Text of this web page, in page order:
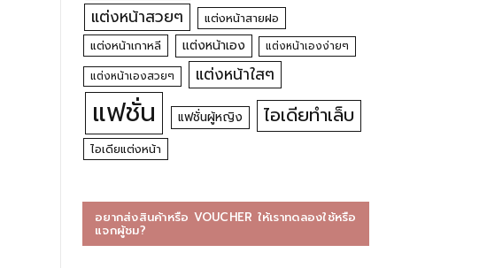
แต่งหน้าสวยๆ
แต่งหน้าสายฝอ
แต่งหน้าเกาหลี
แต่งหน้าเอง
แต่งหน้าเองง่ายๆ
แต่งหน้าเองสวยๆ
แต่งหน้าใสๆ
แฟชั่น แฟชั่นผู้หญิง ไอเดียทำเล็บ
ไอเดียแต่งหน้า
อยากส่งสินค้าหรือ VOUCHER ให้เราทดลองใช้หรือ
แจกผู้ชม?